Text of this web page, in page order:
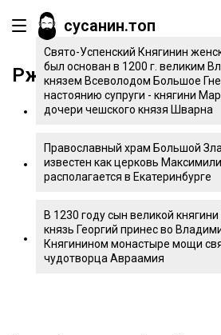
сусанин.топ
Ржевский
Свято-Успенский Княгинин
был основан в 1200 г. великим
князем Всеволодом Большое
настоянию супруги - княгини
дочери чешского князя Шварна
Православный храм Большой
известен как церковь
располагается в Екатеринбурге
В 1230 году сын великой
князь Георгий принес во
Княгинином монастыре мощи
чудотворца Авраамия